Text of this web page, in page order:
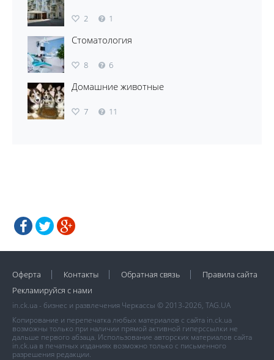
2 1
Стоматология
8 6
Домашние животные
7 11
Оферта Контакты Обратная связь
Правила сайта
Рекламируйся с нами
in.ck.ua - бизнес и развлечения Черкассы © 2013-2026, TAG.UA
Копирование и перепечатка любых материалов с сайта in.ck.ua
возможны только при наличии прямой активной гиперссылки не
дальше первого абзаца. Использование авторских материалов сайта
in.ck.ua в печатных изданиях возможно только с письменного
разрешения редакции.